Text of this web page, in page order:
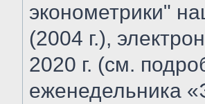
эконометрики"
(2004 г.),
2020 г. (см.
еженедельника